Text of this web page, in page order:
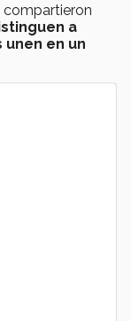
compartieron
a
en un